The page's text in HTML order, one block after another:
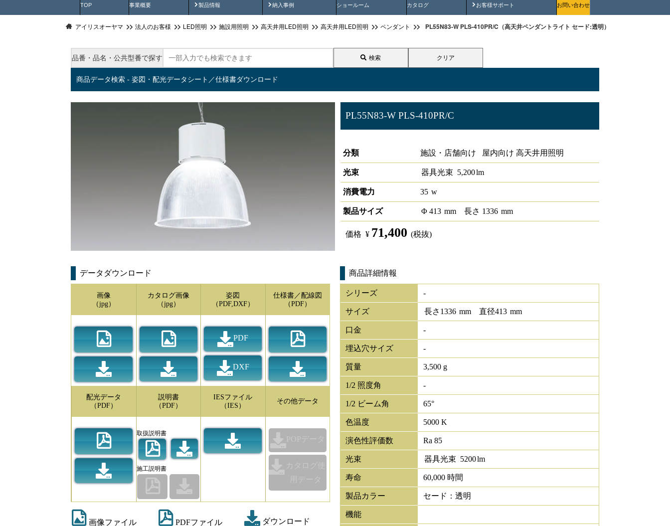
TOP 事業概要 製品情報
製品動画 納入事例
納入事例動画 ショールーム カタログ お客様サポート
安全にご使用いただくためにお問い合わせ
アイリスオーヤマ 法人のお客様 LED照明 施設用照明 高天井用LED照明 高天井用LED照明 ペンダント PL55N83-W PLS-410PR/C（高天井ペンダントライト セード:透明）
品番・品名・公共型番で探す 検索 クリア
商品データ検索 - 姿図・配光データシート／仕様書ダウンロード
PL55N83-W PLS-410PR/C
分類
施設・店舗向け 屋内向け 高天井用照明
光束 器具光束 5,200lm
消費電力 35 w
製品サイズ Φ413 mm 長さ 1336 mm
価格 ¥ 71,400 (税抜)
データダウンロード
画像
（jpg）
カタログ画像
（jpg）
姿図
（PDF,DXF）
PDF
DXF
仕様書／配線図
（PDF）
配光データ
（PDF）
説明書
（PDF）
取扱説明書
施工説明書
IESファイル
（IES）
その他データ
POPデータ
カタログ使
用データ
画像ファイル PDFファイル ダウンロード
商品詳細情報
シリーズ -
サイズ 長さ 1336 mm 直径413 mm
口金 -
埋込穴サイズ -
質量 3,500 g
1/2 照度角 -
1/2 ビーム角 65°
色温度 5000 K
演色性評価数 Ra 85
光束 器具光束 5200lm
寿命 60,000 時間
製品カラー セード：透明
機能